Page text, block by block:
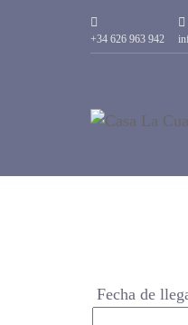
+34 626 963 942
Fecha de